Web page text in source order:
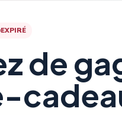
EXPIRÉ
de